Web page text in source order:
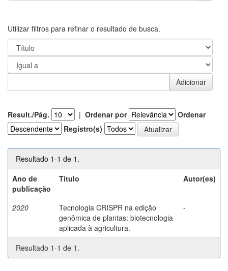
Utilizar filtros para refinar o resultado de busca.
Result./Pág. | Ordenar por
Ordenar
Registro(s)
Resultado 1-1 de 1.
Ano de
publicação
Título Autor(es)
2020
Tecnologia CRISPR na edição
genômica de plantas: biotecnologia
aplicada à agricultura.
-
Resultado 1-1 de 1.